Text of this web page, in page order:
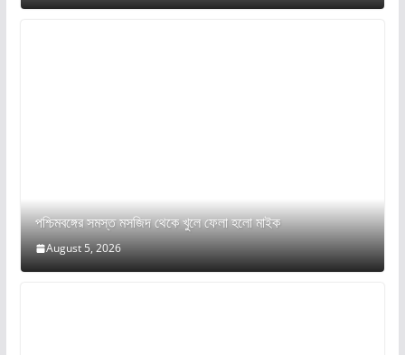
পশ্চিমবঙ্গের সমস্ত মসজিদ থেকে খুলে ফেলা হলো মাইক
August 5, 2026